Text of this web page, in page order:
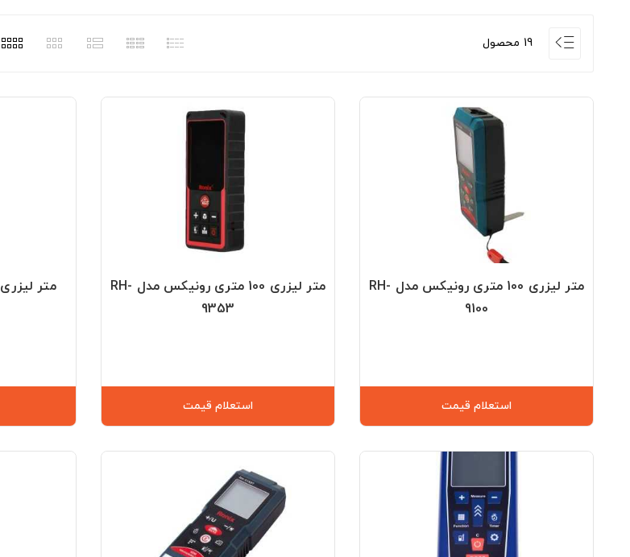
19 محصول
متر لیزری 100 متری رونیکس مدل RH-
9100
استعلام قیمت
متر لیزری 100 متری رونیکس مدل RH-
9353
استعلام قیمت
متر لیزری 40 متری آروا مدل 4664